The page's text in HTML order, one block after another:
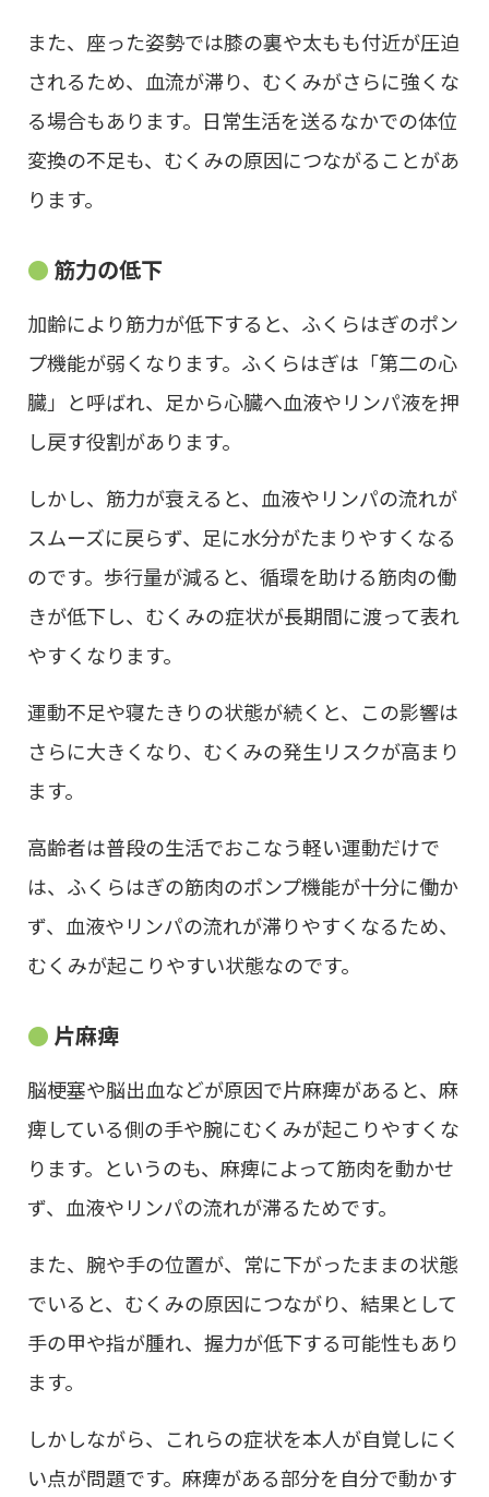
また、座った姿勢では膝の裏や太もも付近が圧迫
されるため、血流が滞り、むくみがさらに強くな
る場合もあります。日常生活を送るなかでの体位
変換の不足も、むくみの原因につながることがあ
ります。
筋力の低下
加齢により筋力が低下すると、ふくらはぎのポン
プ機能が弱くなります。ふくらはぎは「第二の心
臓」と呼ばれ、足から心臓へ血液やリンパ液を押
し戻す役割があります。
しかし、筋力が衰えると、血液やリンパの流れが
スムーズに戻らず、足に水分がたまりやすくなる
のです。歩行量が減ると、循環を助ける筋肉の働
きが低下し、むくみの症状が長期間に渡って表れ
やすくなります。
運動不足や寝たきりの状態が続くと、この影響は
さらに大きくなり、むくみの発生リスクが高まり
ます。
高齢者は普段の生活でおこなう軽い運動だけで
は、ふくらはぎの筋肉のポンプ機能が十分に働か
ず、血液やリンパの流れが滞りやすくなるため、
むくみが起こりやすい状態なのです。
片麻痺
脳梗塞や脳出血などが原因で片麻痺があると、麻
痺している側の手や腕にむくみが起こりやすくな
ります。というのも、麻痺によって筋肉を動かせ
ず、血液やリンパの流れが滞るためです。
また、腕や手の位置が、常に下がったままの状態
でいると、むくみの原因につながり、結果として
手の甲や指が腫れ、握力が低下する可能性もあり
ます。
しかしながら、これらの症状を本人が自覚しにく
い点が問題です。麻痺がある部分を自分で動かす